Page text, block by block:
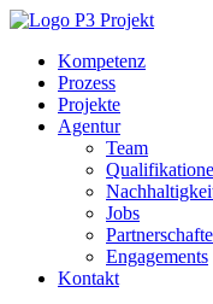
Kompetenz
Prozess
Projekte
Agentur
Team
Jobs
Engagements
Kontakt